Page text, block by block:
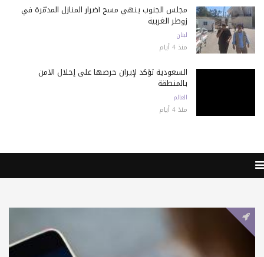
مجلس الجنوب ينهي مسح أضرار المنازل المدمّرة في
زوطر الغربية
لبنان
منذ 4 أيام
السعودية تؤكد لإيران حرصها على إحلال الأمن
بالمنطقة
العالم
منذ 4 أيام